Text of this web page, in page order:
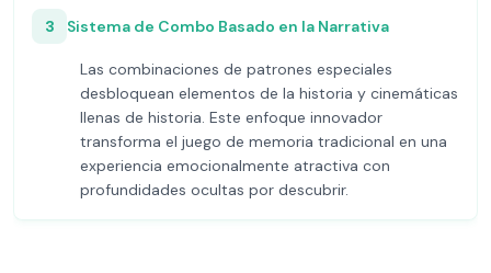
3 Sistema de Combo Basado en la Narrativa
Las combinaciones de patrones especiales
desbloquean elementos de la historia y cinemáticas
llenas de historia. Este enfoque innovador
transforma el juego de memoria tradicional en una
experiencia emocionalmente atractiva con
profundidades ocultas por descubrir.